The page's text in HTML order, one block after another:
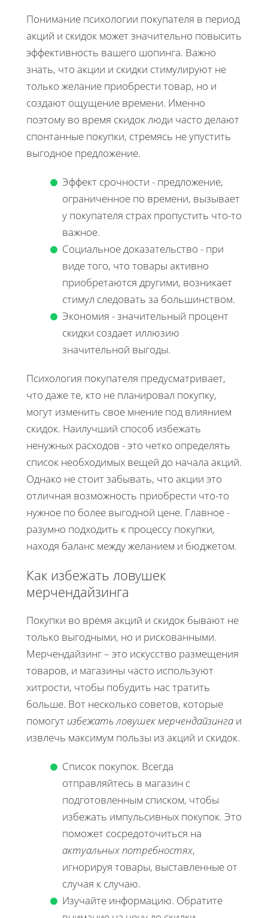
Понимание психологии покупателя в период
акций и скидок может значительно повысить
эффективность вашего шопинга. Важно
знать, что акции и скидки стимулируют не
только желание приобрести товар, но и
создают ощущение времени. Именно
поэтому во время скидок люди часто делают
спонтанные покупки, стремясь не упустить
выгодное предложение.
Эффект срочности - предложение,
ограниченное по времени, вызывает
у покупателя страх пропустить что-то
важное.
Социальное доказательство - при
виде того, что товары активно
приобретаются другими, возникает
стимул следовать за большинством.
Экономия - значительный процент
скидки создает иллюзию
значительной выгоды.
Психология покупателя предусматривает,
что даже те, кто не планировал покупку,
могут изменить свое мнение под влиянием
скидок. Наилучший способ избежать
ненужных расходов - это четко определять
список необходимых вещей до начала акций.
Однако не стоит забывать, что акции это
отличная возможность приобрести что-то
нужное по более выгодной цене. Главное -
разумно подходить к процессу покупки,
находя баланс между желанием и бюджетом.
Как избежать ловушек
мерчендайзинга
Покупки во время акций и скидок бывают не
только выгодными, но и рискованными.
Мерчендайзинг – это искусство размещения
товаров, и магазины часто используют
хитрости, чтобы побудить нас тратить
больше. Вот несколько советов, которые
помогут избежать ловушек мерчендайзинга и
извлечь максимум пользы из акций и скидок.
Список покупок. Всегда
отправляйтесь в магазин с
подготовленным списком, чтобы
избежать импульсивных покупок. Это
поможет сосредоточиться на
актуальных потребностях,
игнорируя товары, выставленные от
случая к случаю.
Изучайте информацию. Обратите